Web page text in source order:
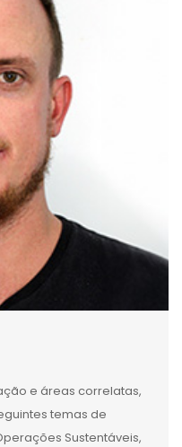
e áreas correlatas,
temas de
Sustentáveis,